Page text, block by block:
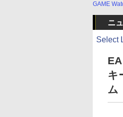
GAME
ニ
Select
キ
ム